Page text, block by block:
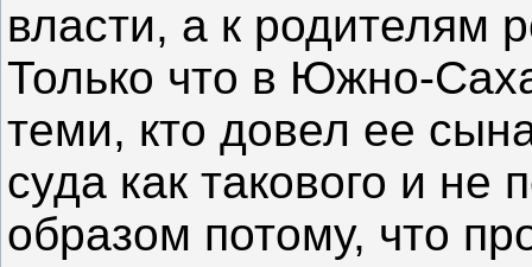
власти, а к родителям
Только что в Южно-
теми, кто довел ее
суда как такового и не
образом потому, что